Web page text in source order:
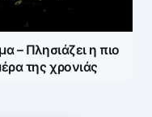
– Πλησιάζει η πιο
της χρονιάς